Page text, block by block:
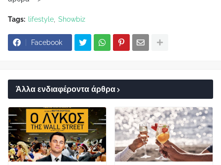
Tags: lifestyle Showbiz
Facebook
Άλλα ενδιαφέροντα άρθρα